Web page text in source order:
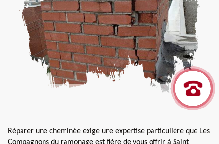
Réparer une cheminée exige une expertise particulière que Les
Compagnons du ramonage est fière de vous offrir à Saint